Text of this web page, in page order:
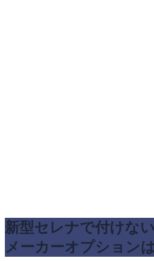
新型セレナで付けな
メーカーオプション